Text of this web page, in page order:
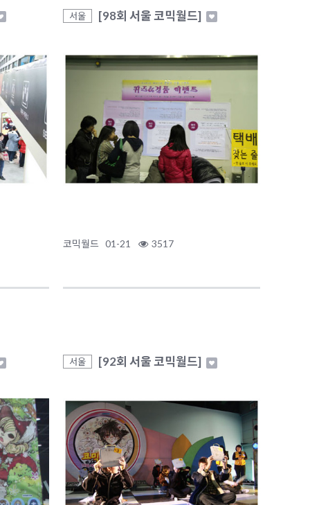
서울 [98회 서울 코믹월드]
코믹월드 01-21 3517
서울 [92회 서울 코믹월드]